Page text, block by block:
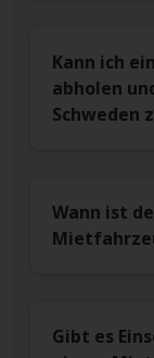
Kann ich
abholen
Schweden
Wann ist
Gibt es